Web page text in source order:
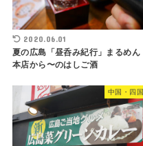
2020.06.01
夏の広島「昼呑み紀行」まるめん
本店から〜のはしご酒
中国・四国